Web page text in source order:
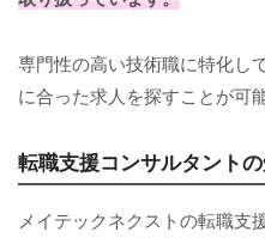
専門性の高い技術職に特化し
に合った求人を探すことが可
転職支援コンサルタント
メイテックネクストの転職支